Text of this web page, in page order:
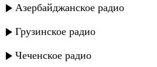
Азербайджанское радио
Грузинское радио
Чеченское радио
Патимат Расулова -